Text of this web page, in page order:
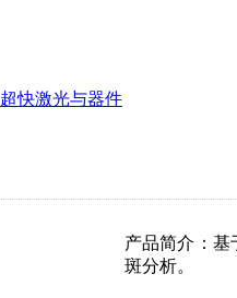
超快激光与器件
产品简介： 基
斑分析。